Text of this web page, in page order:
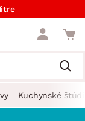
Kuchynské